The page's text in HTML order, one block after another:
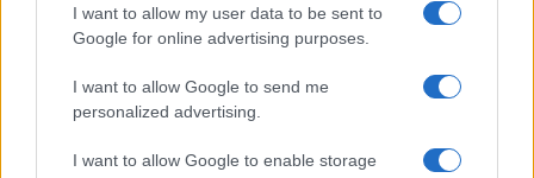
I want to allow my user data to be sent to
Google for online advertising purposes.
I want to allow Google to send me
personalized advertising.
I want to allow Google to enable storage